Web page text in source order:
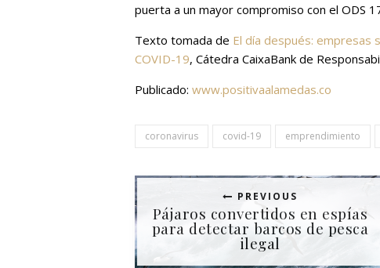
puerta a un mayor compromiso con el ODS
Texto tomada de El día después: empresas
COVID-19, Cátedra CaixaBank de
Publicado: www.positivaalamedas.co
coronavirus covid-19 emprendimiento
PREVIOUS
Pájaros convertidos en espías
para detectar barcos de pesca
ilegal